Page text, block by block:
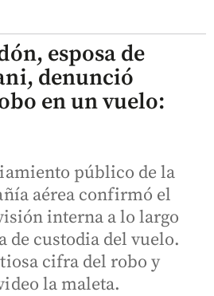
esposa de
denunció
en un vuelo:
público de la
aérea confirmó el
interna a lo largo
de custodia del vuelo.
cifra del robo y
la maleta.